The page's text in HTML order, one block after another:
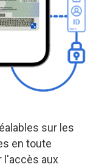
sur les
en toute
l'accès aux